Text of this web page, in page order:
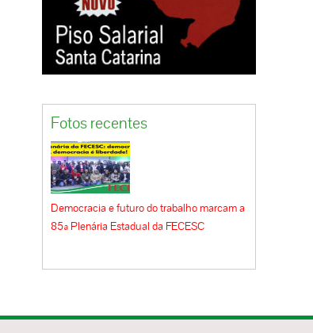
Fotos recentes
Democracia e futuro do trabalho marcam a
85ª Plenária Estadual da FECESC